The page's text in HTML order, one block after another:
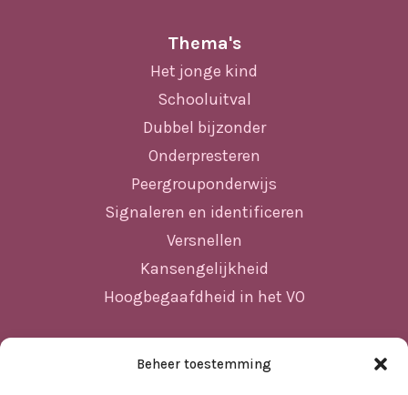
Beheer toestemming
Thema's
Het jonge kind
Schooluitval
Dubbel bijzonder
Onderpresteren
Peergrouponderwijs
Signaleren en identificeren
Versnellen
Kansengelijkheid
Hoogbegaafdheid in het VO